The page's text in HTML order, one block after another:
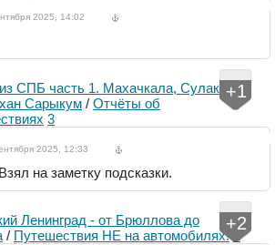
2025, 14:02
СПБ часть 1. Махачкала, Сулакский
Сарыкум / Отчёты об
3
+1
2025, 12:33
на заметку подсказки.
Ленинград - от Брюллова до
/ Путешествия НЕ на автомобилях!
+2